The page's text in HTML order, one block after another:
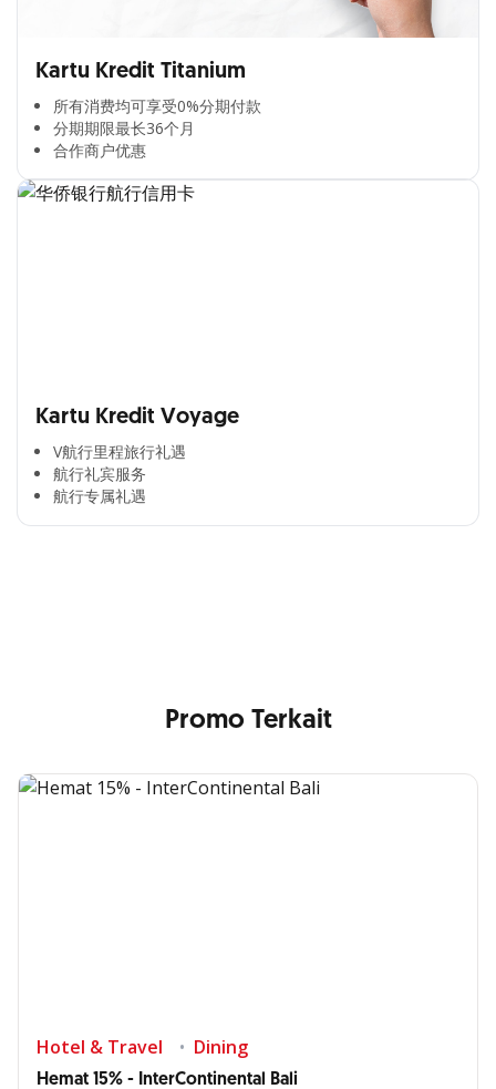
Kartu Kredit Titanium
所有消费均可享受0%分期付款​
分期期限最长36个月​
合作商户优惠​
Kartu Kredit Voyage
V航行里程旅行礼遇
航行礼宾服务
航行专属礼遇
Cross Selling Banner Global
Promo Terkait
Hotel & Travel Dining
Hemat 15% - InterContinental Bali